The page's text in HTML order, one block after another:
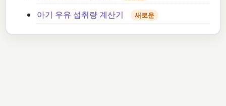
아기 우유 섭취량 계산기 새로운